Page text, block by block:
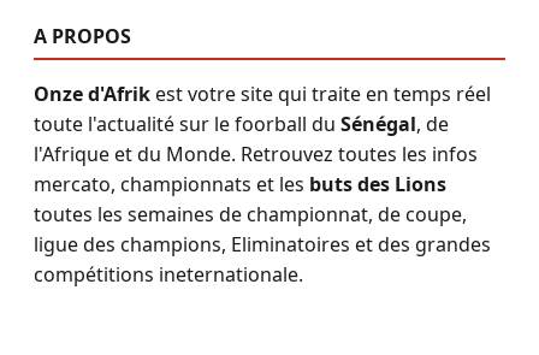
A PROPOS
Onze d'Afrikest votre site qui traite en temps réel
toute l'actualité sur le foorball du Sénégal, de
l'Afrique et du Monde. Retrouvez toutes les infos
mercato, championnats et les buts des Lions
toutes les semaines de championnat, de coupe,
ligue des champions, Eliminatoires et des grandes
compétitions ineternationale.